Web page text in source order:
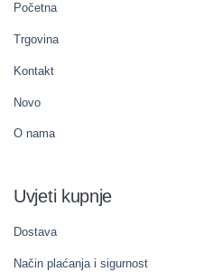
Početna
Trgovina
Kontakt
Novo
O nama
Uvjeti kupnje
Dostava
Način plaćanja i sigurnost